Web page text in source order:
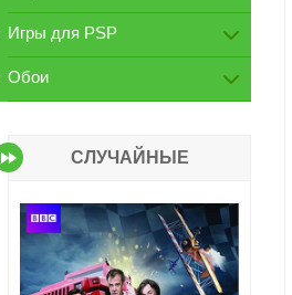
Игры для PSP
Обои
СЛУЧАЙНЫЕ